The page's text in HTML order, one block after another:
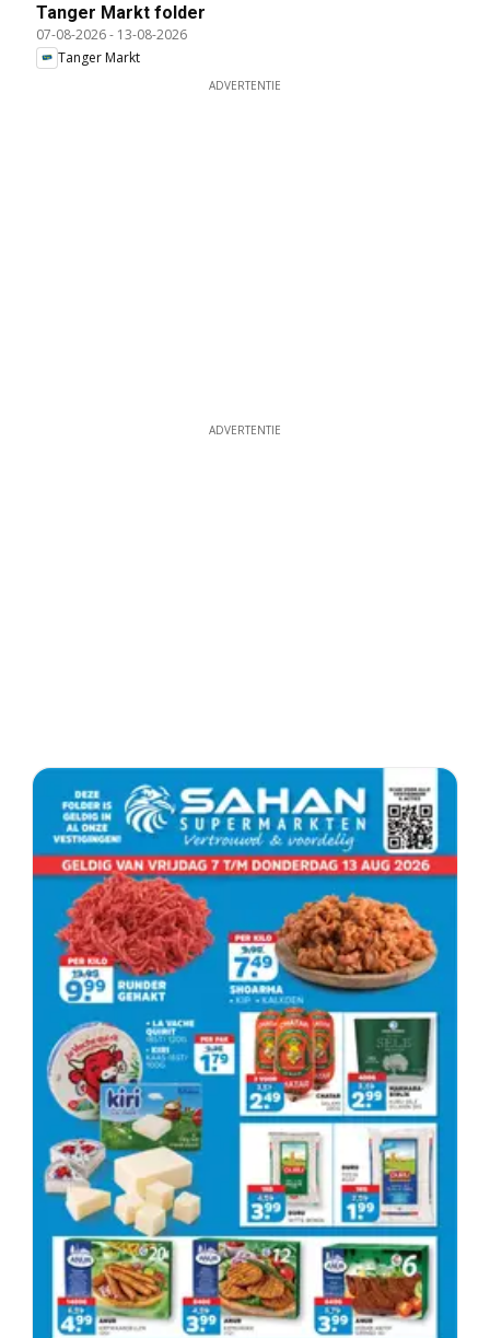
Tanger Markt folder
07-08-2026- 13-08-2026
Tanger Markt
ADVERTENTIE
ADVERTENTIE